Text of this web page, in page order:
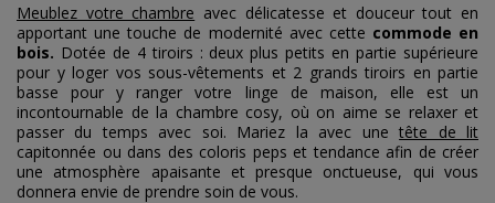
Meublez votre chambre avec délicatesse et douceur tout en
apportant une touche de modernité avec cette commode en
bois. Dotée de 4 tiroirs : deux plus petits en partie supérieure
pour y loger vos sous-vêtements et 2 grands tiroirs en partie
basse pour y ranger votre linge de maison, elle est un
incontournable de la chambre cosy, où on aime se relaxer et
passer du temps avec soi. Mariez la avec unetête de lit
capitonnée ou dans des coloris peps et tendance afin de créer
une atmosphère apaisante et presque onctueuse, qui vous
donnera envie de prendre soin de vous.